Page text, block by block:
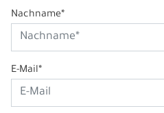
Nachname*
E-Mail*